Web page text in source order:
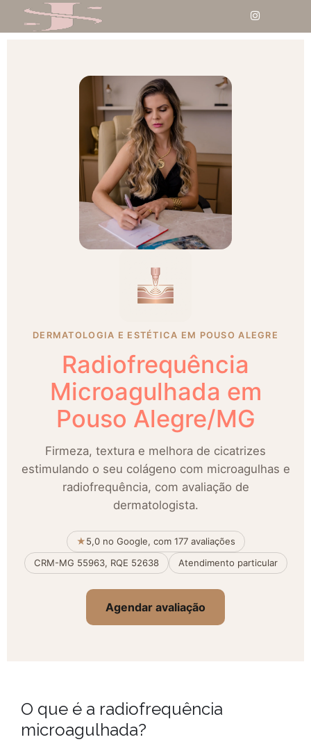
DERMATOLOGIA E ESTÉTICA EM POUSO ALEGRE
Radiofrequência
Microagulhada em
Pouso Alegre/MG
Firmeza, textura e melhora de cicatrizes
estimulando o seu colágeno com microagulhas e
radiofrequência, com avaliação de
dermatologista.
★5,0 no Google, com 177 avaliações
CRM-MG 55963, RQE 52638
Atendimento particular
Agendar avaliação
O que é a radiofrequência
microagulhada?